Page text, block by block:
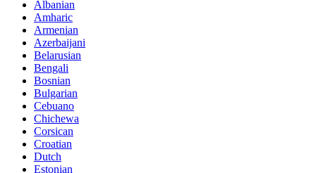
Albanian
Amharic
Armenian
Azerbaijani
Belarusian
Bengali
Bosnian
Bulgarian
Cebuano
Chichewa
Corsican
Croatian
Dutch
Estonian